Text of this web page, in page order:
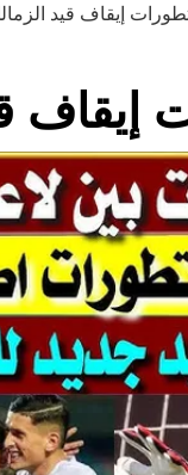
إيقاف قيد
إيقاف